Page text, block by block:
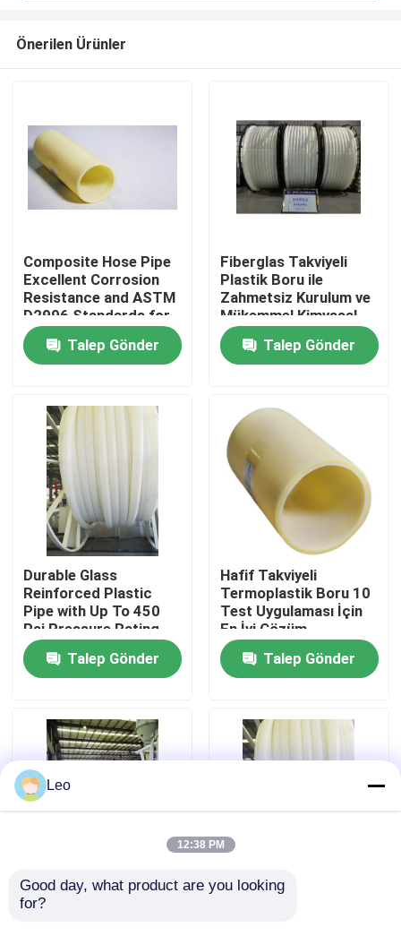
Ana sayfa
Ürünler
VR Gösterisi
Hakkımızda
Fabrika turu
Bize ulaşın
Haberler
Önerilen Ürünler
Composite Hose Pipe
Excellent Corrosion
Resistance and ASTM
D2996 Standards for
Industrial Applications
Talep Gönder
Fiberglas Takviyeli
Plastik Boru ile
Zahmetsiz Kurulum ve
Mükemmel Kimyasal
Dayanım
Talep Gönder
Durable Glass
Reinforced Plastic
Pipe with Up To 450
Psi Pressure Rating
and 000-hour
Hydrostatic Test
Talep Gönder
Hafif Takviyeli
Termoplastik Boru 10
Test Uygulaması İçin
En İyi Çözüm
Talep Gönder
Aşınma Önleyici RTP
Boru, Esnek Fiberglas
PE malzemesi PE
Leo
12:38 PM
Good day, what product are you looking
for?